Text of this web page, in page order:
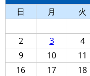
日
月 火
2
3 4
9
10 11
16
17 18